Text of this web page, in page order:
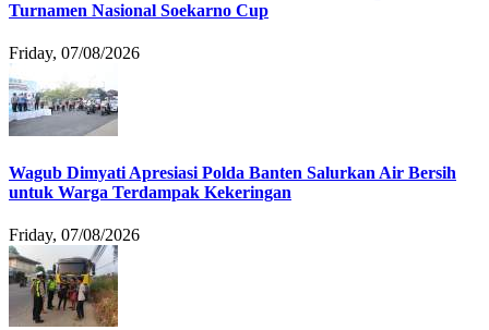
Turnamen Nasional Soekarno Cup
Friday, 07/08/2026
Wagub Dimyati Apresiasi Polda Banten Salurkan Air Bersih
untuk Warga Terdampak Kekeringan
Friday, 07/08/2026